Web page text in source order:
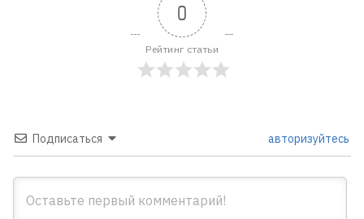
0
Рейтинг статьи
Подписаться авторизуйтесь